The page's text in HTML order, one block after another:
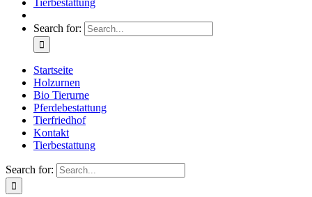
Tierbestattung
Search for:
Startseite
Holzurnen
Bio Tierurne
Pferdebestattung
Tierfriedhof
Kontakt
Tierbestattung
Search for: